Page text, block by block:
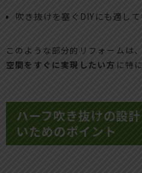
吹き抜けを塞ぐDIYにも適して
このような部分的リフォームは
空間をすぐに実現したい方 に特
ハーフ吹き抜けの設
いためのポイント